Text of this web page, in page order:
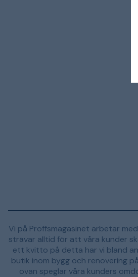
Vi på Proffsmagasinet arbetar
strävar alltid för att våra kunder
ett kvitto på detta har vi bland
butik inom bygg och renovering
ovan speglar våra kunders